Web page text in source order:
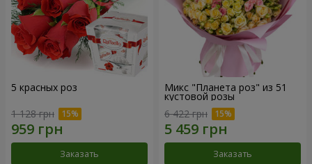
5 красных роз
1 128 грн
Заказать
Микс "Планета роз" из 51
кустовой розы
6 422 грн
Заказать